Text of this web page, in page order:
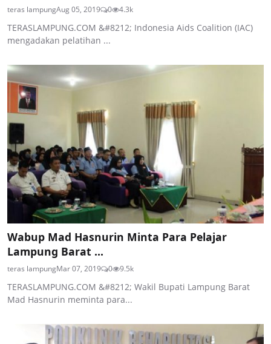
teras lampungAug 05, 2019 0 4.3k
TERASLAMPUNG.COM &#8212; Indonesia Aids Coalition (IAC)
mengadakan pelatihan ...
Wabup Mad Hasnurin Minta Para Pelajar
Lampung Barat ...
teras lampungMar 07, 2019 0 9.5k
TERASLAMPUNG.COM &#8212; Wakil Bupati Lampung Barat
Mad Hasnurin meminta para...